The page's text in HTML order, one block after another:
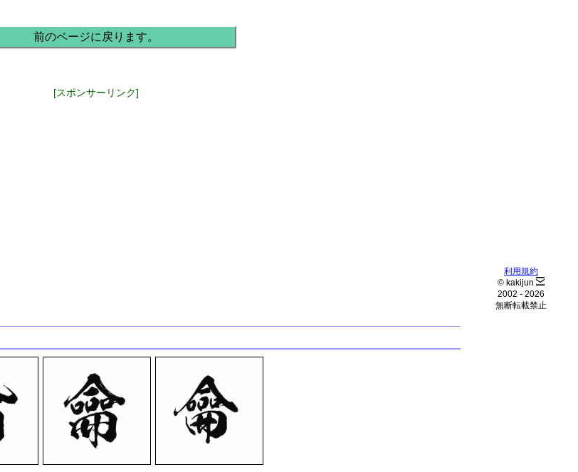
前のページに戻ります。
[スポンサーリンク]
利用規約
© kakijun
2002 - 2026
無断転載禁止